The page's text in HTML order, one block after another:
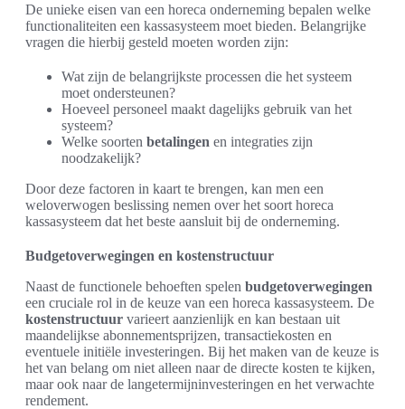
De unieke eisen van een horeca onderneming bepalen welke
functionaliteiten een kassasysteem moet bieden. Belangrijke
vragen die hierbij gesteld moeten worden zijn:
Wat zijn de belangrijkste processen die het systeem
moet ondersteunen?
Hoeveel personeel maakt dagelijks gebruik van het
systeem?
Welke soorten betalingen en integraties zijn
noodzakelijk?
Door deze factoren in kaart te brengen, kan men een
weloverwogen beslissing nemen over het soort horeca
kassasysteem dat het beste aansluit bij de onderneming.
Budgetoverwegingen en kostenstructuur
Naast de functionele behoeften spelen budgetoverwegingen
een cruciale rol in de keuze van een horeca kassasysteem. De
kostenstructuur varieert aanzienlijk en kan bestaan uit
maandelijkse abonnementsprijzen, transactiekosten en
eventuele initiële investeringen. Bij het maken van de keuze is
het van belang om niet alleen naar de directe kosten te kijken,
maar ook naar de langetermijninvesteringen en het verwachte
rendement.